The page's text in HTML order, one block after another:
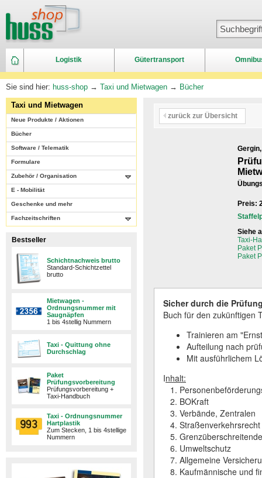
Logistik Gütertransport
Sie sind hier: huss-shop → Taxi und Mietwagen → Bücher
Taxi und Mietwagen
Neue Produkte / Aktionen
Bücher
Software / Telematik
Formulare
Zubehör / Organisation
E - Mobilität
Geschenke und mehr
Fachzeitschriften
Bestseller
Schichtnachweis brutto
Standard-Schichtzettel
brutto
Mietwagen -
Ordnungsnummer mit
Saugnäpfen
1 bis 4stellig Nummern
Taxi - Quittung ohne
Durchschlag
Paket
Prüfungsvorbereitung
Prüfungsvorbereitung +
Taxi-Handbuch
Taxi - Ordnungsnummer
Hartplastik
Zum Stecken, 1 bis 4stellige
Nummern
zurück zur Übersicht
Preis:
Siehe
Taxi-
Paket
Paket
Sicher durch die
Buch für den zukünftigen
Trainieren am
Aufteilung nach
Mit ausführlichem
Inhalt:
1.
2. BOKraft
3. Verbände, Zentralen
4. Straßenverkehrsrecht
5.
6. Umweltschutz
7. Allgemeine
8. Kaufmännische und